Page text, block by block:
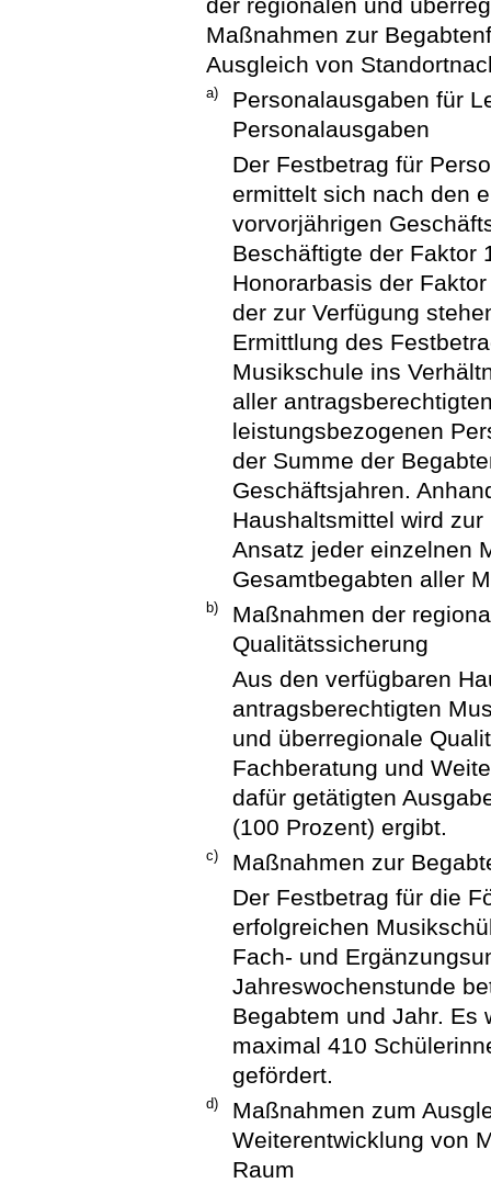
der regionalen und
Maßnahmen zur
Ausgleich von
a)
Personalausgaben für
Personalausgaben
Der Festbetrag für
ermittelt sich nach den
vorvorjährigen
Beschäftigte der Faktor
Honorarbasis der
der zur Verfügung
Ermittlung des
Musikschule ins
aller
leistungsbezogenen
der Summe der
Geschäftsjahren.
Haushaltsmittel wird
Ansatz jeder einzelnen
Gesamtbegabten aller
b)
Maßnahmen der
Qualitätssicherung
Aus den verfügbaren
antragsberechtigten
und überregionale
Fachberatung und
dafür getätigten
(100 Prozent) ergibt.
c)
Maßnahmen zur
Der Festbetrag für die
erfolgreichen
Fach- und
Jahreswochenstunde
Begabtem und Jahr. Es
maximal 410
gefördert.
d)
Maßnahmen zum
Weiterentwicklung von
Raum